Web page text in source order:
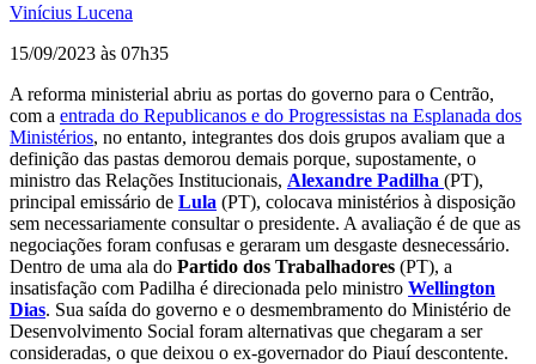
Vinícius Lucena
15/09/2023 às 07h35
A reforma ministerial abriu as portas do governo para o Centrão,
com a entrada do Republicanos e do Progressistas na Esplanada dos
Ministérios, no entanto, integrantes dos dois grupos avaliam que a
definição das pastas demorou demais porque, supostamente, o
ministro das Relações Institucionais, Alexandre Padilha (PT),
principal emissário de Lula (PT), colocava ministérios à disposição
sem necessariamente consultar o presidente. A avaliação é de que as
negociações foram confusas e geraram um desgaste desnecessário.
Dentro de uma ala do Partido dos Trabalhadores (PT), a
insatisfação com Padilha é direcionada pelo ministro Wellington
Dias. Sua saída do governo e o desmembramento do Ministério de
Desenvolvimento Social foram alternativas que chegaram a ser
consideradas, o que deixou o ex-governador do Piauí descontente.